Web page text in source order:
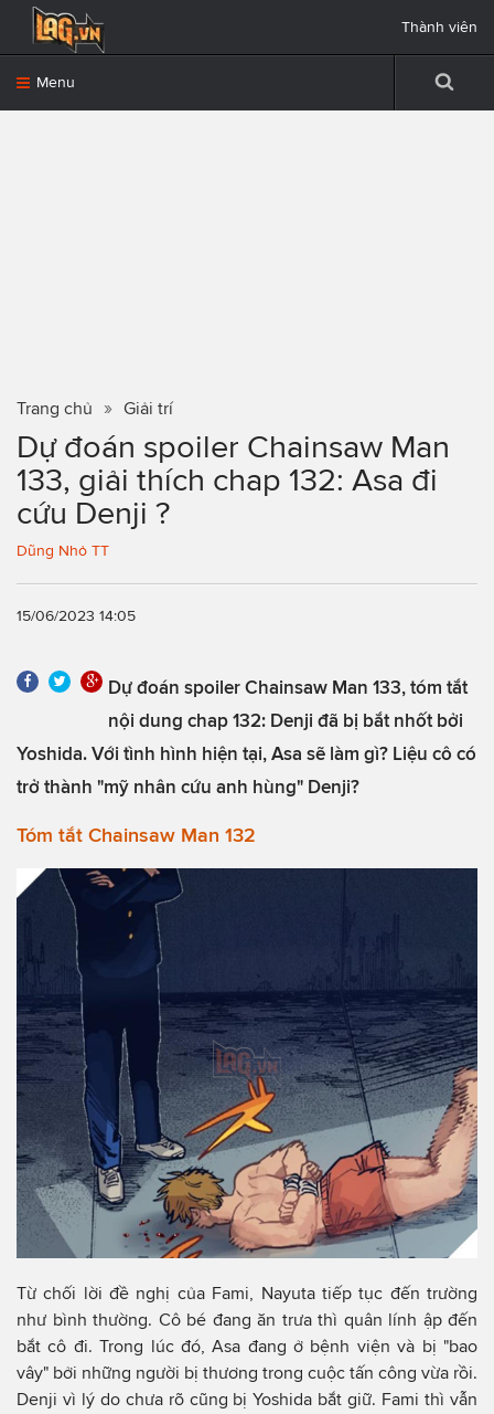
Menu
Thành viên
Trang chủ Giải trí
Dự đoán spoiler Chainsaw Man
133, giải thích chap 132: Asa đi
cứu Denji ?
Dũng Nhỏ TT
15/06/2023 14:05
Dự đoán spoiler Chainsaw Man 133, tóm tắt
nội dung chap 132: Denji đã bị bắt nhốt bởi
Yoshida. Với tình hình hiện tại, Asa sẽ làm gì? Liệu cô có
trở thành "mỹ nhân cứu anh hùng" Denji?
Tóm tắt Chainsaw Man 132
Từ chối lời đề nghị của Fami, Nayuta tiếp tục đến trường
như bình thường. Cô bé đang ăn trưa thì quân lính ập đến
bắt cô đi. Trong lúc đó, Asa đang ở bệnh viện và bị "bao
vây" bởi những người bị thương trong cuộc tấn công vừa rồi.
Denji vì lý do chưa rõ cũng bị Yoshida bắt giữ. Fami thì vẫn